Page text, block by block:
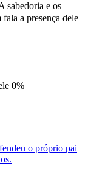
sabedoria e os
a presença dele
0%